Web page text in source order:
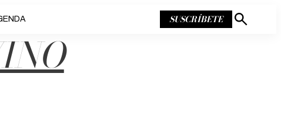
SUSCRÍBETE
Mostrar